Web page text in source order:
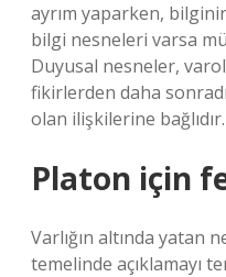
ayrım yaparken,
bilgi nesneleri varsa
Duyusal nesneler,
fikirlerden daha
olan ilişkilerine bağlıdır.
Platon için
Varlığın altında yatan
temelinde açıklamayı